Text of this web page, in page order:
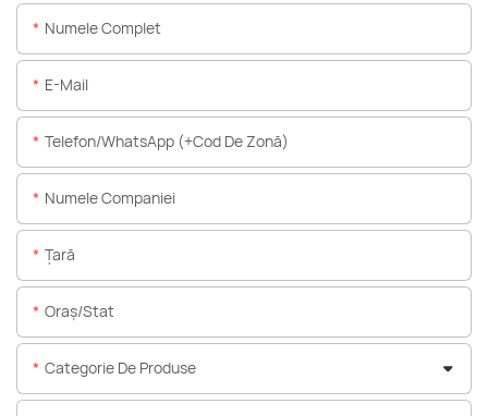
Numele Complet
E-Mail
Telefon/WhatsApp (+Cod De Zonă)
Numele Companiei
Ţară
Oraș/stat
Categorie De Produse